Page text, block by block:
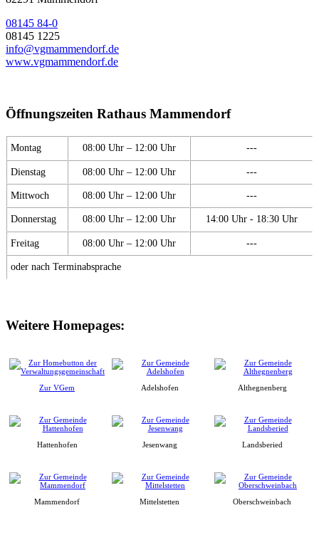
08145 84-0
08145 1225
info@vgmammendorf.de
www.vgmammendorf.de
Öffnungszeiten Rathaus Mammendorf
Montag 08:00 Uhr – 12:00 Uhr ---
Dienstag 08:00 Uhr – 12:00 Uhr ---
Mittwoch 08:00 Uhr – 12:00 Uhr ---
Donnerstag 08:00 Uhr – 12:00 Uhr 14:00 Uhr - 18:30 Uhr
Freitag 08:00 Uhr – 12:00 Uhr ---
oder nach Terminabsprache
Weitere Homepages:
Zur VGem Adelshofen Althegnenberg
Hattenhofen Jesenwang Landsberied
Mammendorf Mittelstetten Oberschweinbach